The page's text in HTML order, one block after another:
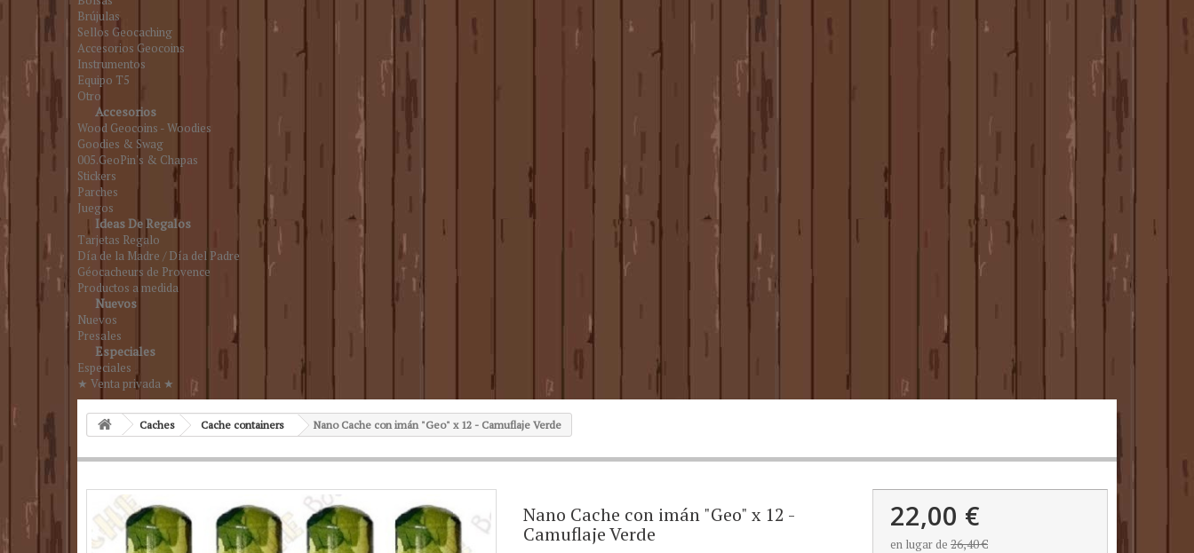
Brújulas
Sellos Geocaching
Accesorios Geocoins
Instrumentos
Equipo T5
Otro
Accesorios
Wood Geocoins - Woodies
Goodies & Swag
005.GeoPin's & Chapas
Stickers
Parches
Juegos
Ideas De Regalos
Tarjetas Regalo
Día de la Madre / Día del Padre
Géocacheurs de Provence
Productos a medida
Nuevos
Nuevos
Presales
Especiales
Especiales
★ Venta privada ★
Caches Cache containers Nano Cache con imán "Geo" x 12 - Camuflaje Verde
Nano Cache con imán "Geo" x 12 -
Camuflaje Verde
22,00 €
en lugar de 26,40 €